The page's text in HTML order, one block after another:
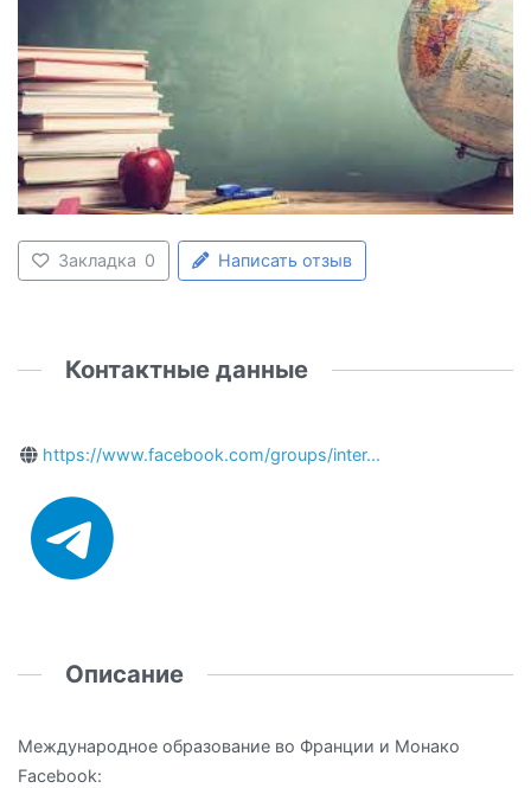
Закладка 0 Написать отзыв
Контактные данные
https://www.facebook.com/groups/inter...
Описание
Международное образование во Франции и Монако
Facebook: